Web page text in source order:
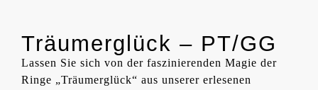
Träumerglück – PT/GG
Lassen Sie sich von der faszinierenden Magie der
Ringe „Träumerglück“ aus unserer erlesenen